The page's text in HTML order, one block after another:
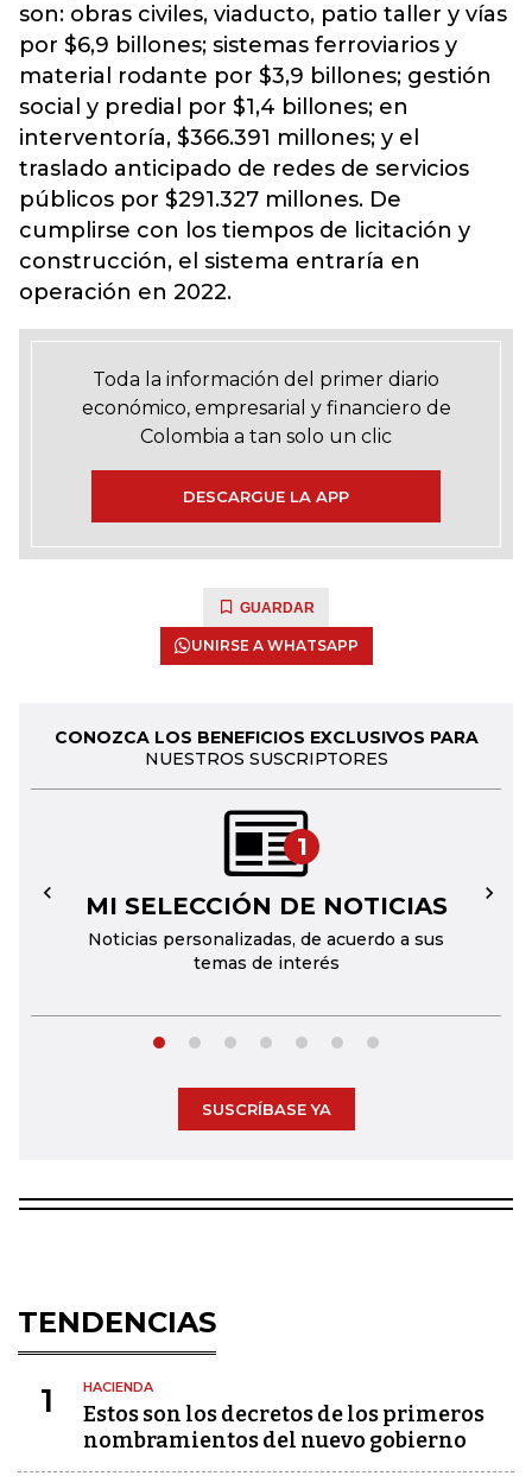
son: obras civiles, viaducto, patio taller y vías
por $6,9 billones; sistemas ferroviarios y
material rodante por $3,9 billones; gestión
social y predial por $1,4 billones; en
interventoría, $366.391 millones; y el
traslado anticipado de redes de servicios
públicos por $291.327 millones. De
cumplirse con los tiempos de licitación y
construcción, el sistema entraría en
operación en 2022.
Toda la información del primer diario
económico, empresarial y financiero de
Colombia a tan solo un clic
DESCARGUE LA APP
GUARDAR
UNIRSE A WHATSAPP
CONOZCA LOS BENEFICIOS EXCLUSIVOS PARA
NUESTROS SUSCRIPTORES
1
MI SELECCIÓN DE NOTICIAS
Noticias personalizadas, de acuerdo a sus
temas de interés
← →
SUSCRÍBASE YA
TENDENCIAS
1 HACIENDA
Estos son los decretos de los primeros
nombramientos del nuevo gobierno